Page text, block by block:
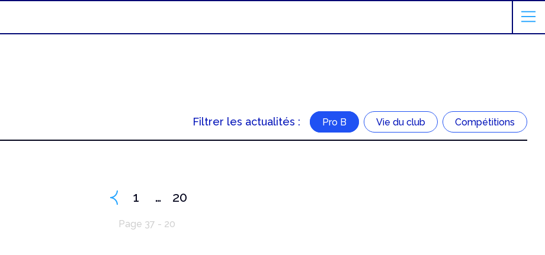
Filtrer les actualités : Pro B Vie du club Compétitions
1 … 20
Page 37 - 20